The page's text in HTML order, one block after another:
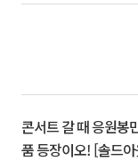
콘서트 갈 때 응원
품 등장이오! [솔드